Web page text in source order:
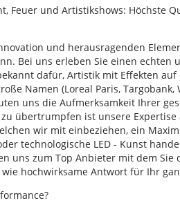
Feuer und Artistikshows: Höchste
und herausragenden
Bei uns erleben Sie einen echten
dafür, Artistik mit Effekten
Namen (Loreal Paris,
uns die Aufmerksamkeit Ihrer
übertrumpfen ist unsere
wir mit einbeziehen, ein
technologische LED - Kunst
uns zum Top Anbieter mit dem
hochwirksame Antwort für Ihr